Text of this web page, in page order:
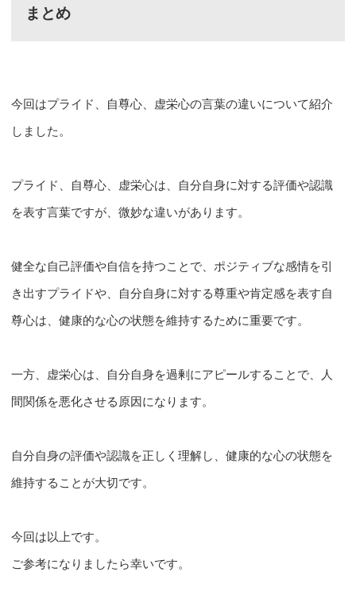
まとめ
今回はプライド、自尊心、虚栄心の言葉の違いについて紹介
しました。
プライド、自尊心、虚栄心は、自分自身に対する評価や認識
を表す言葉ですが、微妙な違いがあります。
健全な自己評価や自信を持つことで、ポジティブな感情を引
き出すプライドや、自分自身に対する尊重や肯定感を表す自
尊心は、健康的な心の状態を維持するために重要です。
一方、虚栄心は、自分自身を過剰にアピールすることで、人
間関係を悪化させる原因になります。
自分自身の評価や認識を正しく理解し、健康的な心の状態を
維持することが大切です。
今回は以上です。
ご参考になりましたら幸いです。